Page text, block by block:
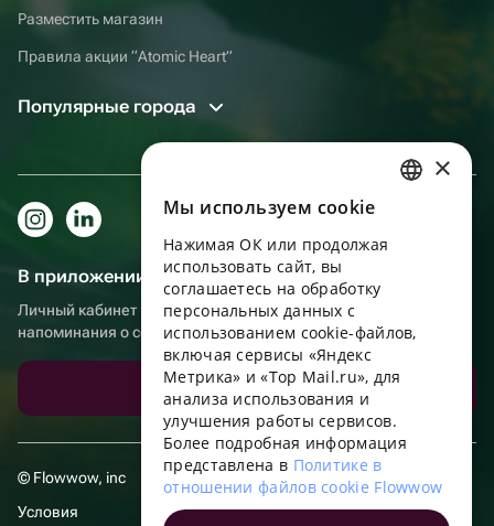
Разместить магазин
Правила акции “Atomic Heart”
Популярные города
В приложении еще удобнее!
Личный кабинет получателя, больше бонусов за покупки и
напоминания о событиях
Скачать приложение
© Flowwow, inc
Условия
ENGLISH
UKRAINIAN
PORTUGUESE
FRENCH
TURKISH
×
Мы используем сookie
Нажимая ОК или продолжая
использовать сайт, вы
соглашаетесь на обработку
персональных данных с
использованием cookie-файлов,
включая сервисы «Яндекс
Метрика» и «Top Mail.ru», для
анализа использования и
улучшения работы сервисов.
Более подробная информация
представлена в Политике в
отношении файлов cookie Flowwow